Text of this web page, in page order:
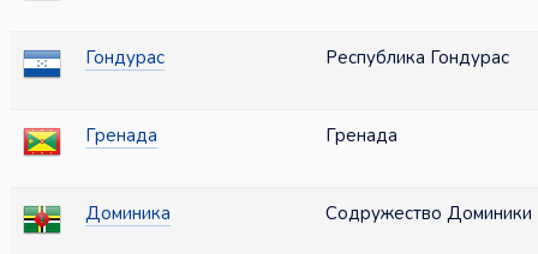
Гондурас Республика Гондурас
Гренада Гренада
Доминика Содружество Доминики